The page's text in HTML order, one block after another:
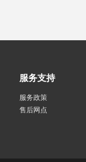
服务支持
服务政策
售后网点